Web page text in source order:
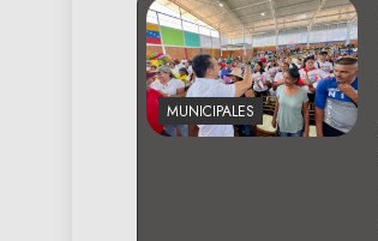
MUNICIPALES